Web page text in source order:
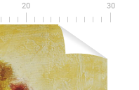
30
20